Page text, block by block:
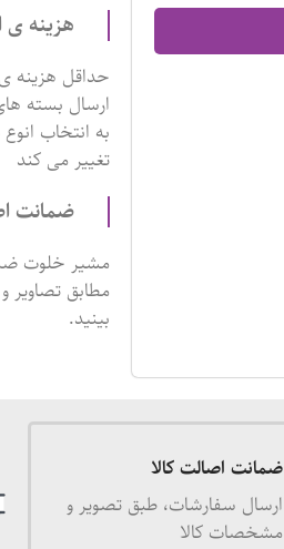
هزینه ی
ارسال بسته
به انتخاب
تغییر می کند
ضمانت
مشیر خلوت
مطابق
بینید.
ضمانت اصالت کالا
ارسال سفارشات، طبق تصویر و
مشخصات کالا